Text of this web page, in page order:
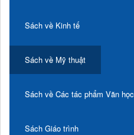
Sách về Kinh tế
Sách về Mỹ thuật
Sách về Các tác phẩm Văn học
Sách Giáo trình